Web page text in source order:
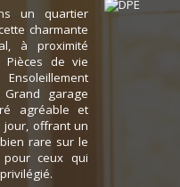
un quartier
charmante
à proximité
Pièces de vie
garage
agréable et
jour, offrant un
rare sur le
ceux qui